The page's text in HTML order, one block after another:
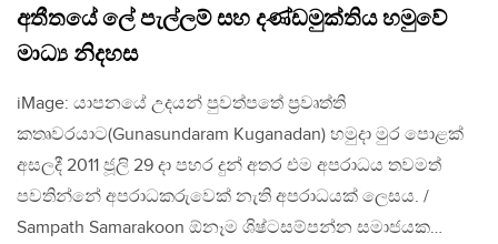
අතීතයේ ලේ පැල්ලම් සහ දණ්ඩමුක්තිය හමුවේ
මාධ්‍ය නිදහස
iMage: යාපනයේ උදයන් පුවත්පතේ ප්‍රවෘත්ති
කතෘවරයාට(Gunasundaram Kuganadan) හමුදා මුර පොළක්
අසලදී 2011 ජූලි 29 දා පහර දුන් අතර එම අපරාධය තවමත්
පවතින්නේ අපරාධකරුවෙක් නැති අපරාධයක් ලෙසය. /
Sampath Samarakoon ඕනෑම ශිෂ්ටසම්පන්න සමාජයක…